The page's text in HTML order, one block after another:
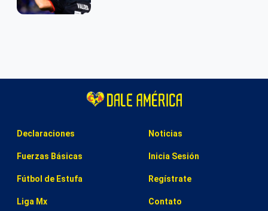
Declaraciones
Fuerzas Básicas
Fútbol de Estufa
Liga Mx
Noticias
Inicia Sesión
Regístrate
Contato